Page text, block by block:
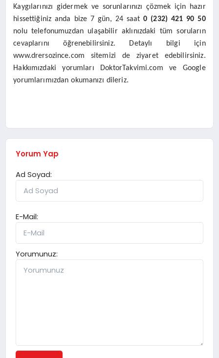
Kaygılarınızı gidermek ve sorunlarınızı çözmek için hazır
hissettiğiniz anda bize 7 gün, 24 saat0 (232) 421 90 50
nolu telefonumuzdan ulaşabilir aklınızdaki tüm soruların
cevaplarını öğrenebilirsiniz. Detaylı bilgi için
www.drersozince.com sitemizi de ziyaret edebilirsiniz.
Hakkımızdaki yorumları DoktorTakvimi.com ve Google
yorumlarımızdan okumanızı dileriz.
Yorum Yap
Ad Soyad:
E-Mail:
Yorumunuz: